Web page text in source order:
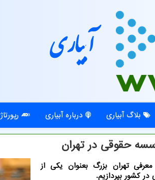
آبیاری
بلاگ آبیاری درباره آبیاری رپورتاژ
حقوقی در تهران
تهران بزرگ بعنوان یکی از
کشور بپردازیم.